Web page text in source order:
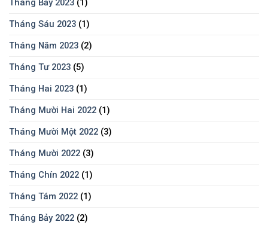
Tháng Bảy 2023 (1)
Tháng Sáu 2023 (1)
Tháng Năm 2023 (2)
Tháng Tư 2023 (5)
Tháng Hai 2023 (1)
Tháng Mười Hai 2022 (1)
Tháng Mười Một 2022 (3)
Tháng Mười 2022 (3)
Tháng Chín 2022 (1)
Tháng Tám 2022 (1)
Tháng Bảy 2022 (2)